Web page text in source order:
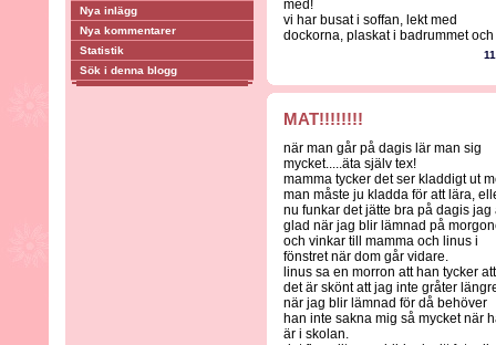
Nya inlägg
Nya kommentarer
Statistik
Sök i denna blogg
med!
vi har busat i soffan, lekt med
dockorna, plaskat i badrummet
MAT!!!!!!!!
när man går på dagis lär man sig
mycket.....äta själv tex!
mamma tycker det ser kladdigt ut
man måste ju kladda för att lära,
nu funkar det jätte bra på dagis jag
glad när jag blir lämnad på
och vinkar till mamma och linus i
fönstret när dom går vidare.
linus sa en morron att han tycker att
det är skönt att jag inte gråter
när jag blir lämnad för då behöver
han inte sakna mig så mycket när
är i skolan.